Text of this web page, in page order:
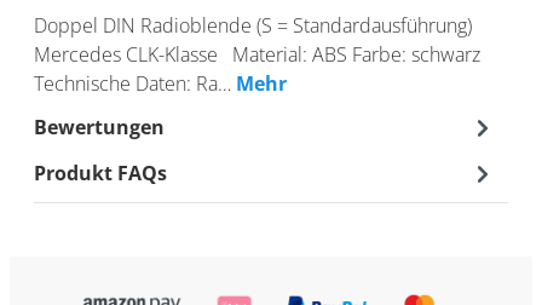
Doppel DIN Radioblende (S = Standardausführung)
Mercedes CLK-Klasse Material: ABS Farbe: schwarz
Technische Daten: Ra… Mehr
Bewertungen
Produkt FAQs